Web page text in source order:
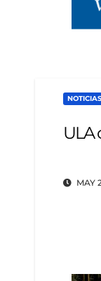
NOTICIAS
ULA
MAY